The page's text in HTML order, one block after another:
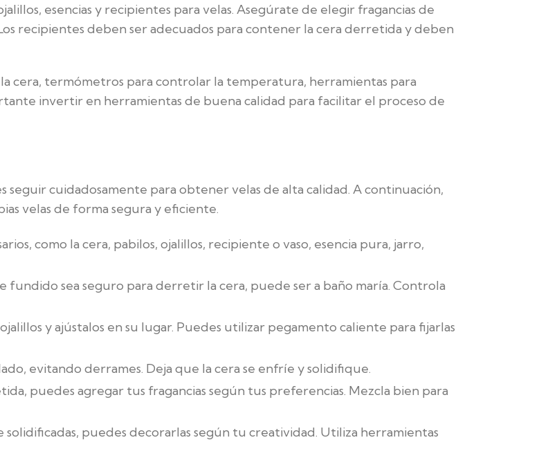
esencias y recipientes para velas. Asegúrate de elegir fragancias de
recipientes deben ser adecuados para contener la cera derretida y deben
cera, termómetros para controlar la temperatura, herramientas para
invertir en herramientas de buena calidad para facilitar el proceso de
seguir cuidadosamente para obtener velas de alta calidad. A continuación,
velas de forma segura y eficiente.
como la cera, pabilos, ojalillos, recipiente o vaso, esencia pura, jarro,
sea seguro para derretir la cera, puede ser a baño maría. Controla
y ajústalos en su lugar. Puedes utilizar pegamento caliente para fijarlas
evitando derrames. Deja que la cera se enfríe y solidifique.
puedes agregar tus fragancias según tus preferencias. Mezcla bien para
puedes decorarlas según tu creatividad. Utiliza herramientas